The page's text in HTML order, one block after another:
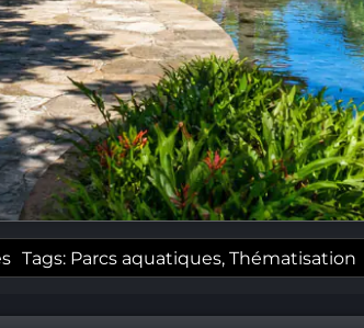
Tags: Parcs aquatiques, Thématisation